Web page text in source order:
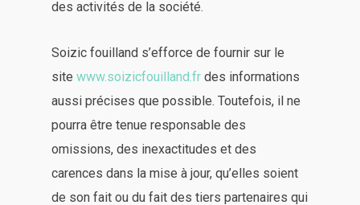
des activités de la société.
Soizic fouilland s’efforce de fournir sur le
site www.soizicfouilland.fr des informations
aussi précises que possible. Toutefois, il ne
pourra être tenue responsable des
omissions, des inexactitudes et des
carences dans la mise à jour, qu’elles soient
de son fait ou du fait des tiers partenaires qui